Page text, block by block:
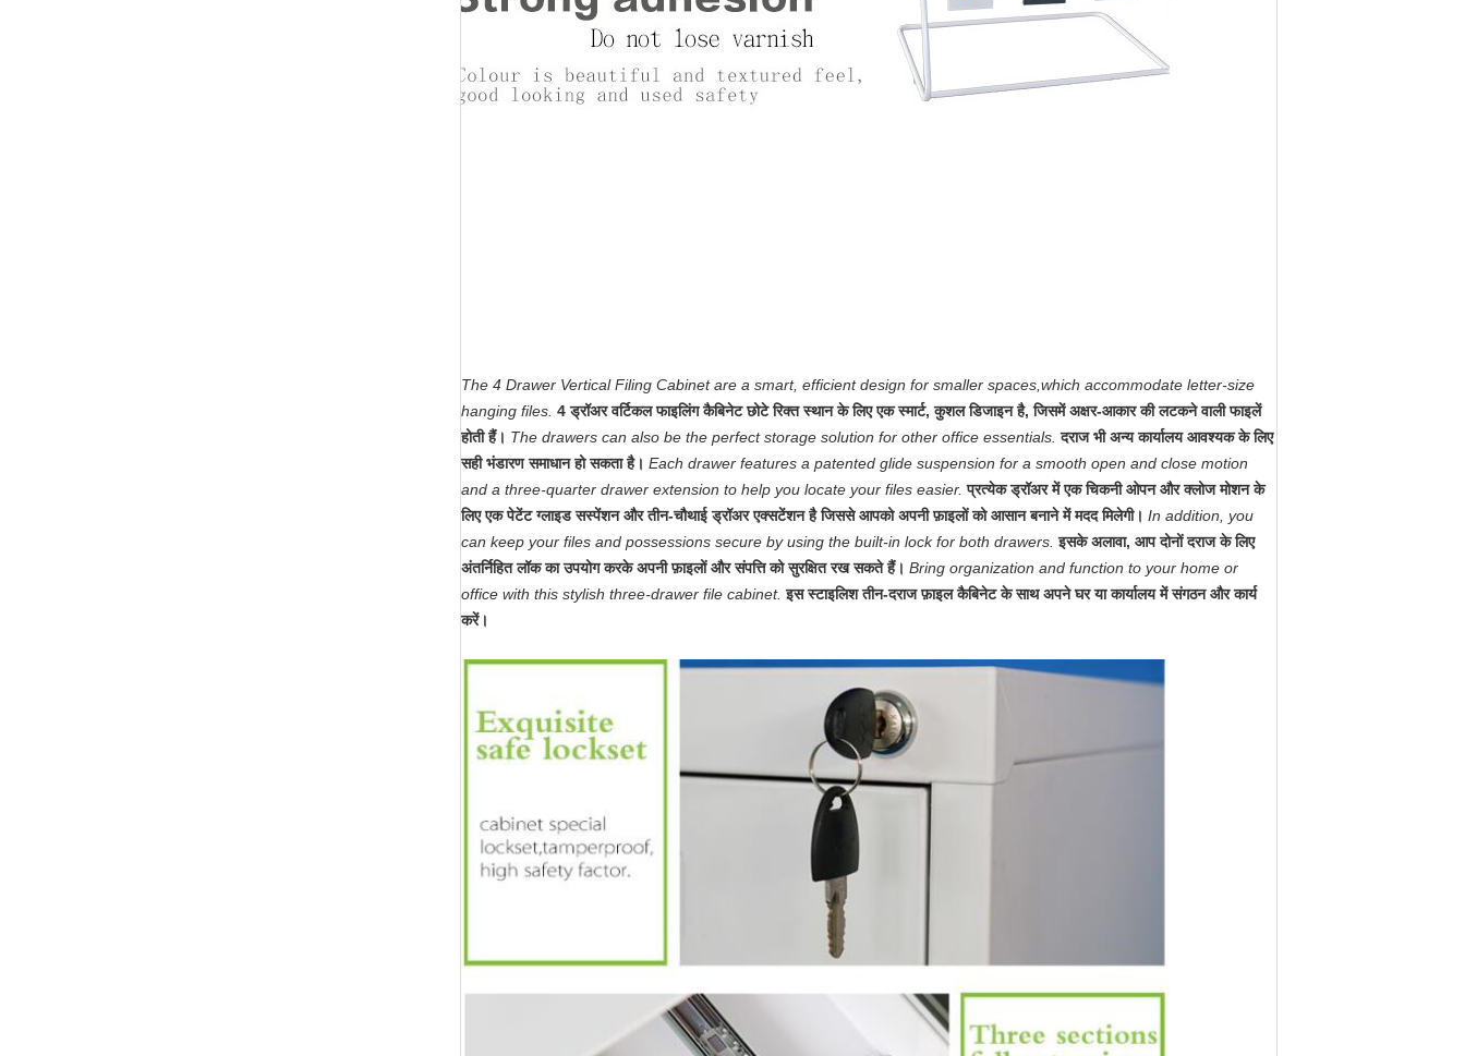
The 4 Drawer Vertical Filing Cabinet are a smart, efficient design for smaller spaces,which accommodate letter-size
hanging files. 4 ड्रॉअर वर्टिकल फाइलिंग कैबिनेट छोटे रिक्त स्थान के लिए एक स्मार्ट, कुशल डिजाइन है, जिसमें अक्षर-आकार की लटकने वाली फाइलें
होती हैं। The drawers can also be the perfect storage solution for other office essentials. दराज भी अन्य कार्यालय आवश्यक के लिए
सही भंडारण समाधान हो सकता है। Each drawer features a patented glide suspension for a smooth open and close motion
and a three-quarter drawer extension to help you locate your files easier. प्रत्येक ड्रॉअर में एक चिकनी ओपन और क्लोज मोशन के
लिए एक पेटेंट ग्लाइड सस्पेंशन और तीन-चौथाई ड्रॉअर एक्सटेंशन है जिससे आपको अपनी फ़ाइलों को आसान बनाने में मदद मिलेगी। In addition, you
can keep your files and possessions secure by using the built-in lock for both drawers. इसके अलावा, आप दोनों दराज के लिए
अंतर्निहित लॉक का उपयोग करके अपनी फ़ाइलों और संपत्ति को सुरक्षित रख सकते हैं। Bring organization and function to your home or
office with this stylish three-drawer file cabinet. इस स्टाइलिश तीन-दराज फ़ाइल कैबिनेट के साथ अपने घर या कार्यालय में संगठन और कार्य
करें।